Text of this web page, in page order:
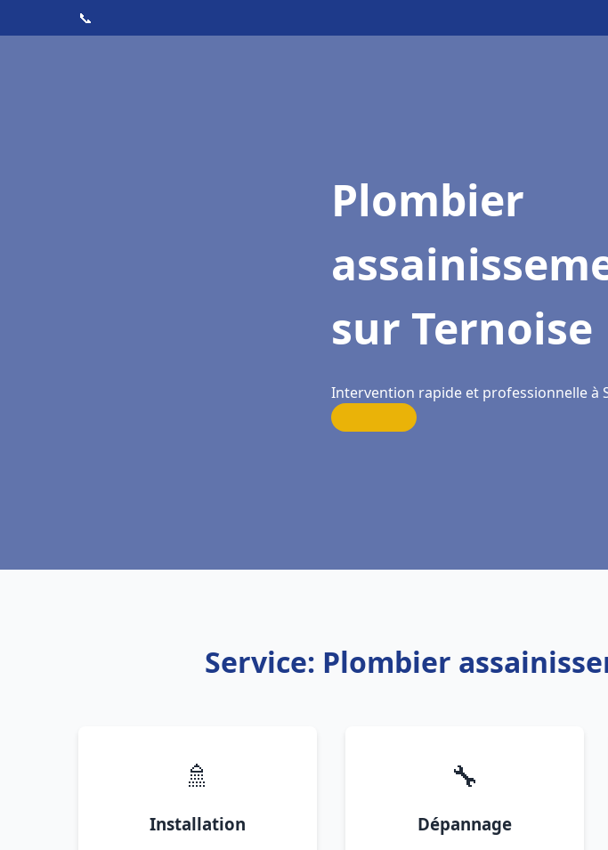
📞
Plombier
sur Ternoise
Intervention rapide et professionnelle à
Service: Plombier
🚿
Installation
🔧
Dépannage